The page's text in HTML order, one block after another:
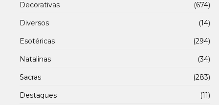
Decorativas (674)
Diversos (14)
Esotéricas (294)
Natalinas (34)
Sacras (283)
Destaques (11)